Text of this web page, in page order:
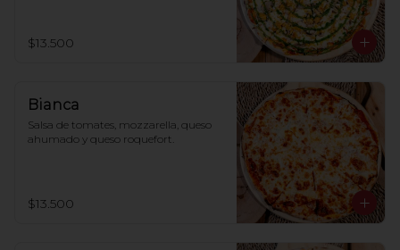
$13.500
Bianca
Salsa de tomates, mozzarella, queso
ahumado y queso roquefort.
$13.500